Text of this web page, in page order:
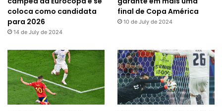
coloca como candidata
para 2026
14 de July de 2024
final de Copa América
10 de July de 2024